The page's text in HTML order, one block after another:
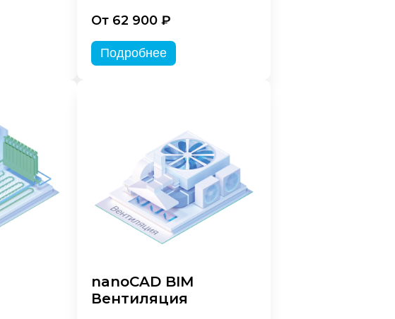
От 62 900 ₽
Подробнее
nanoCAD BIM
Вентиляция